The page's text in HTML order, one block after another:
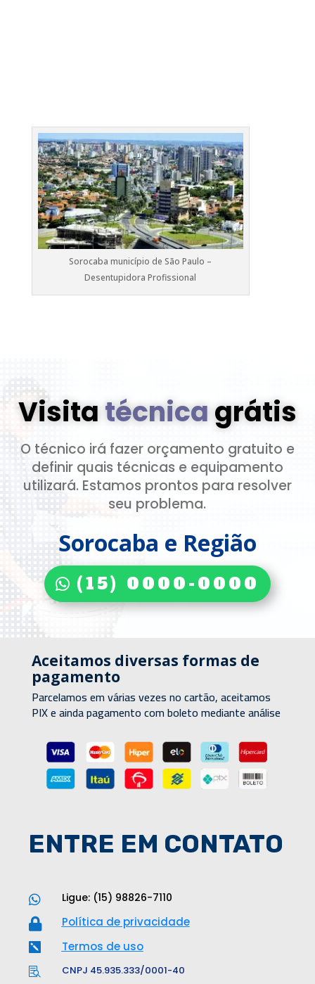
Sorocaba município de São Paulo –
Desentupidora Profissional
Visitatécnicagrátis
O técnico irá fazer orçamento gratuito e
definir quais técnicas e equipamento
utilizará. Estamos prontos para resolver
seu problema.
Sorocaba e Região
(15) 0000-0000
Aceitamos diversas formas de
pagamento
Parcelamos em várias vezes no cartão, aceitamos
PIX e ainda pagamento com boleto mediante análise
ENTRE EM CONTATO
 Ligue: (15) 98826-7110
 Política de privacidade
 Termos de uso
 CNPJ 45.935.333/0001-40